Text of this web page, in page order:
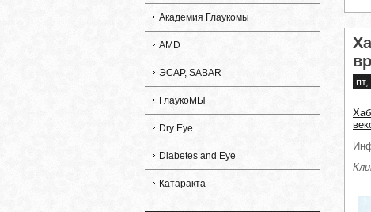
Академия Глаукомы
AMD
ЭСАР, SABAR
ГлаукоМЫ
Dry Eye
Diabetes and Eye
Катаракта